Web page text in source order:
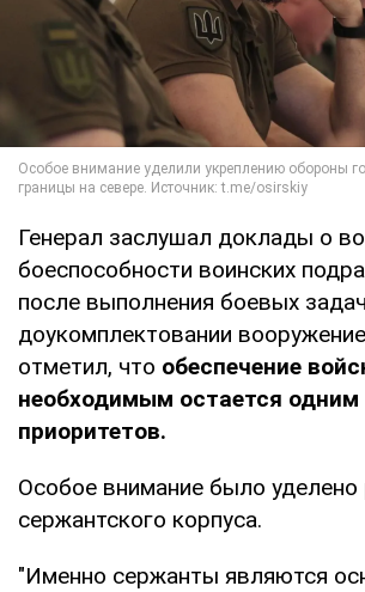
Генерал заслушал доклады о
боеспособности воинских
после выполнения боевых
доукомплектовании
отметил, что обеспечение
необходимым остается
приоритетов.
Особое внимание было
сержантского корпуса.
"Именно сержанты являются